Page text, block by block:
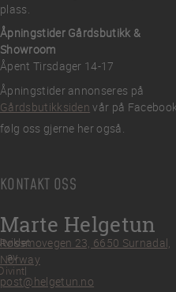
plass.
Åpningstider Gårdsbutikk &
Showroom
Åpent Tirsdager 14-17
Åpningstider annonseres på
Gårdsbutikksiden vår på
følg oss gjerne her også.
KONTAKT OSS
Marte Helgetun
Røssmovegen 23, 6650 Surnadal,
Norway
post@helgetun.no
av